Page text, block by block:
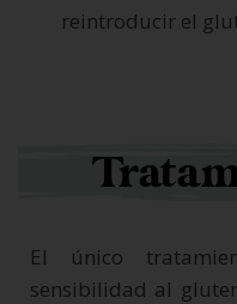
reintroducir el
El único
sensibilidad al